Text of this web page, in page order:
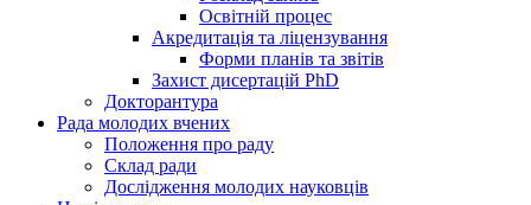
Освітній процес
Акредитація та ліцензування
Форми планів та звітів
Захист дисертацій PhD
Докторантура
Рада молодих вчених
Положення про раду
Склад ради
Дослідження молодих науковців